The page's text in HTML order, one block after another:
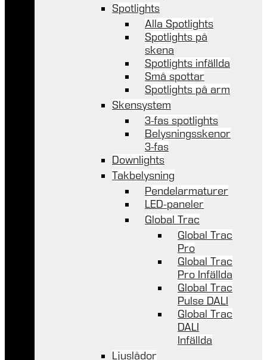
Spotlights
Alla Spotlights
Spotlights på
skena
Spotlights infällda
Små spottar
Spotlights på arm
Skensystem
3-fas spotlights
Belysningsskenor
3-fas
Downlights
Takbelysning
Pendelarmaturer
LED-paneler
Global Trac
Global Trac
Pro
Global Trac
Pro Infällda
Global Trac
Pulse DALI
Global Trac
DALI
Infällda
Ljuslådor